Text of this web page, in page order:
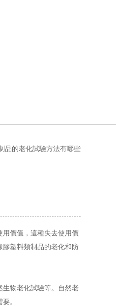
品的老化試驗方法有哪些
用價值，這種失去使用價
膠塑料類制品的老化和防
物老化試驗等。自然老
。